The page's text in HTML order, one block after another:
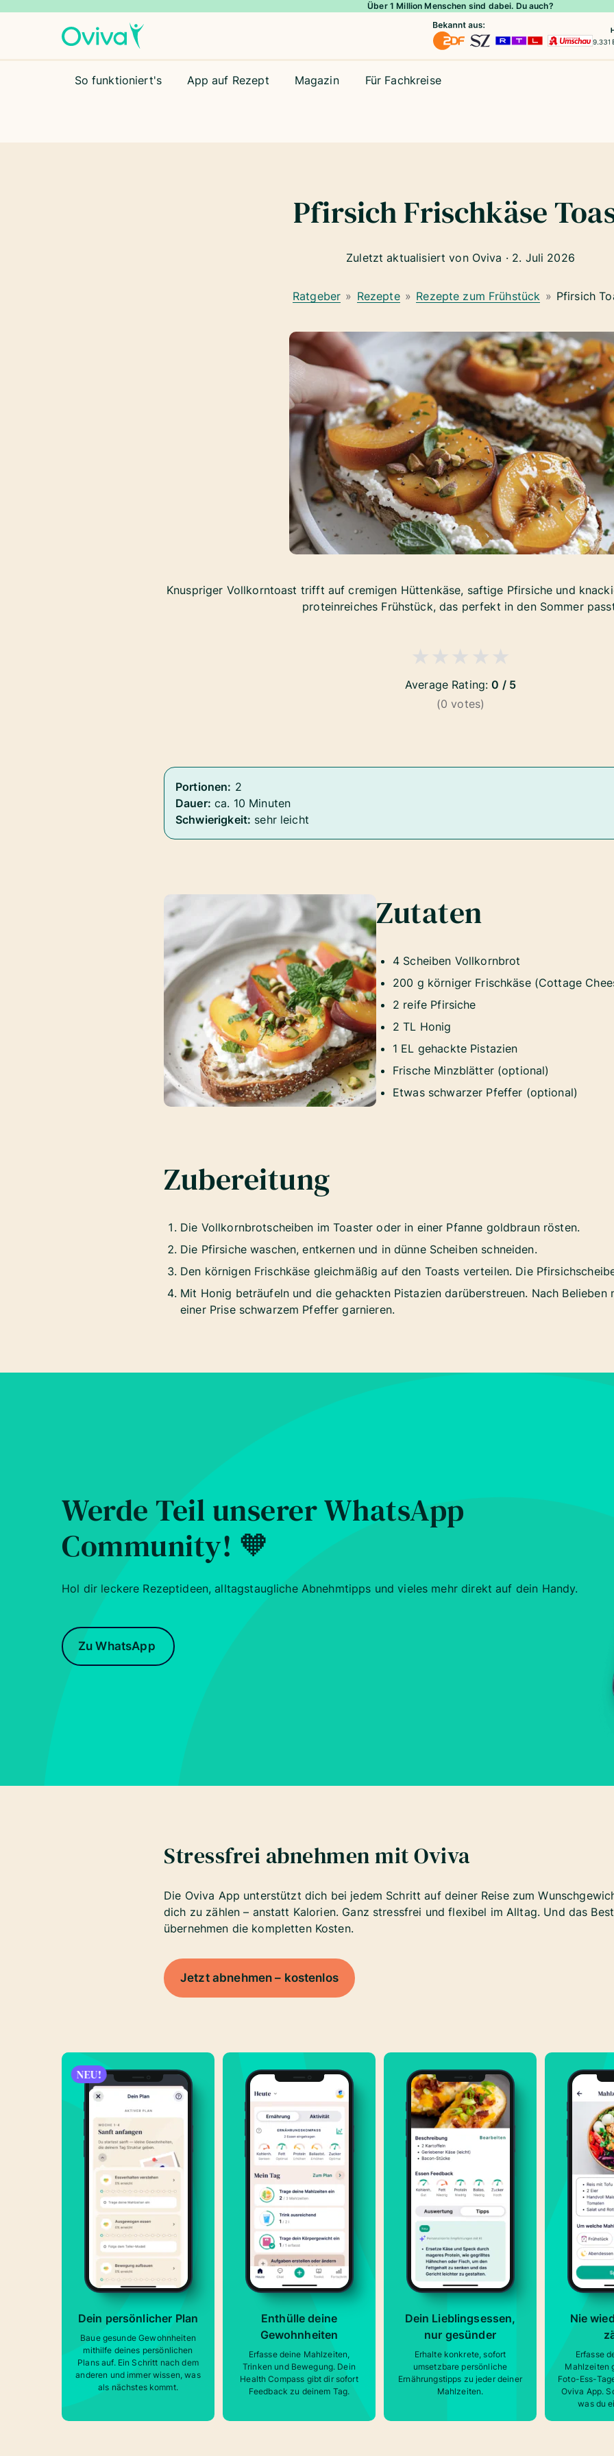
Über 1 Million Menschen sind dabei. Du auch?
So funktioniert's App auf Rezept Magazin Für Fachkreise
Pfirsich Frischkäse
Zuletzt aktualisiert von Oviva · 2. Juli 2026
Ratgeber » Rezepte » Rezepte zum Frühstück » Pfirsich
Knuspriger Vollkorntoast trifft auf cremigen Hüttenkäse, saftige Pfirsiche und
proteinreiches Frühstück, das perfekt in den Sommer
★ ★ ★ ★ ★
Average Rating:0 / 5
(0 votes)
Portionen: 2
Dauer: ca. 10 Minuten
Schwierigkeit: sehr leicht
Zutaten
4 Scheiben Vollkornbrot
200 g körniger Frischkäse (Cottage
2 reife Pfirsiche
2 TL Honig
1 EL gehackte Pistazien
Frische Minzblätter (optional)
Etwas schwarzer Pfeffer (optional)
Zubereitung
Die Vollkornbrotscheiben im Toaster oder in einer Pfanne goldbraun rösten.
Die Pfirsiche waschen, entkernen und in dünne Scheiben schneiden.
Den körnigen Frischkäse gleichmäßig auf den Toasts verteilen. Die
Mit Honig beträufeln und die gehackten Pistazien darüberstreuen. Nach Belieben
einer Prise schwarzem Pfeffer garnieren.
Werde Teil unserer WhatsApp
Community! 🧡
Hol dir leckere Rezeptideen, alltagstaugliche Abnehmtipps und vieles mehr direkt auf dein Handy.
Zu WhatsApp
Stressfrei abnehmen mit Oviva
Die Oviva App unterstützt dich bei jedem Schritt auf deiner Reise zum
dich zu zählen – anstatt Kalorien. Ganz stressfrei und flexibel im Alltag. Und das
übernehmen die kompletten Kosten.
Jetzt abnehmen – kostenlos
NEU!
Dein persönlicher Plan
Baue gesunde Gewohnheiten
mithilfe deines persönlichen
Plans auf. Ein Schritt nach dem
anderen und immer wissen, was
als nächstes kommt.
Enthülle deine
Gewohnheiten
Erfasse deine Mahlzeiten,
Trinken und Bewegung. Dein
Health Compass gibt dir sofort
Feedback zu deinem Tag.
Dein Lieblingsessen,
nur gesünder
Erhalte konkrete, sofort
umsetzbare persönliche
Ernährungstipps zu jeder deiner
Mahlzeiten.
Nie
Erfasse
Mahlzeiten
Foto-Ess-
Oviva App.
was du